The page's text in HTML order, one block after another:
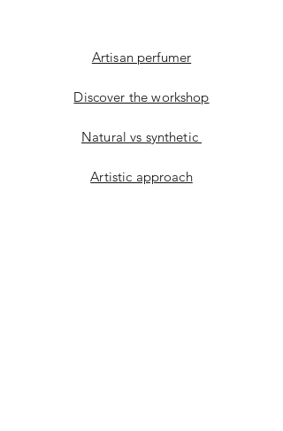
Artisan perfumer
Discover the workshop
Natural vs synthetic
Artistic approach